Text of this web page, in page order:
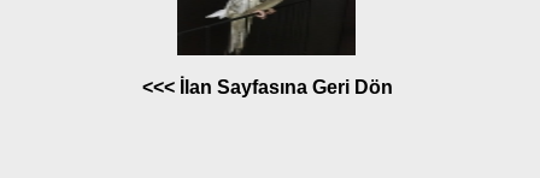
<<< İlan Sayfasına Geri Dön